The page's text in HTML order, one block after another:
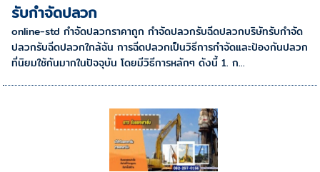
รับกำจัดปลวก
online-std กำจัดปลวกราคาถูก กำจัดปลวกรับฉีดปลวกบริษัทรับกำจัด
ปลวกรับฉีดปลวกใกล้ฉัน การฉีดปลวกเป็นวิธีการกำจัดและป้องกันปลวก
ที่นิยมใช้กันมากในปัจจุบัน โดยมีวิธีการหลักๆ ดังนี้ 1. ก...